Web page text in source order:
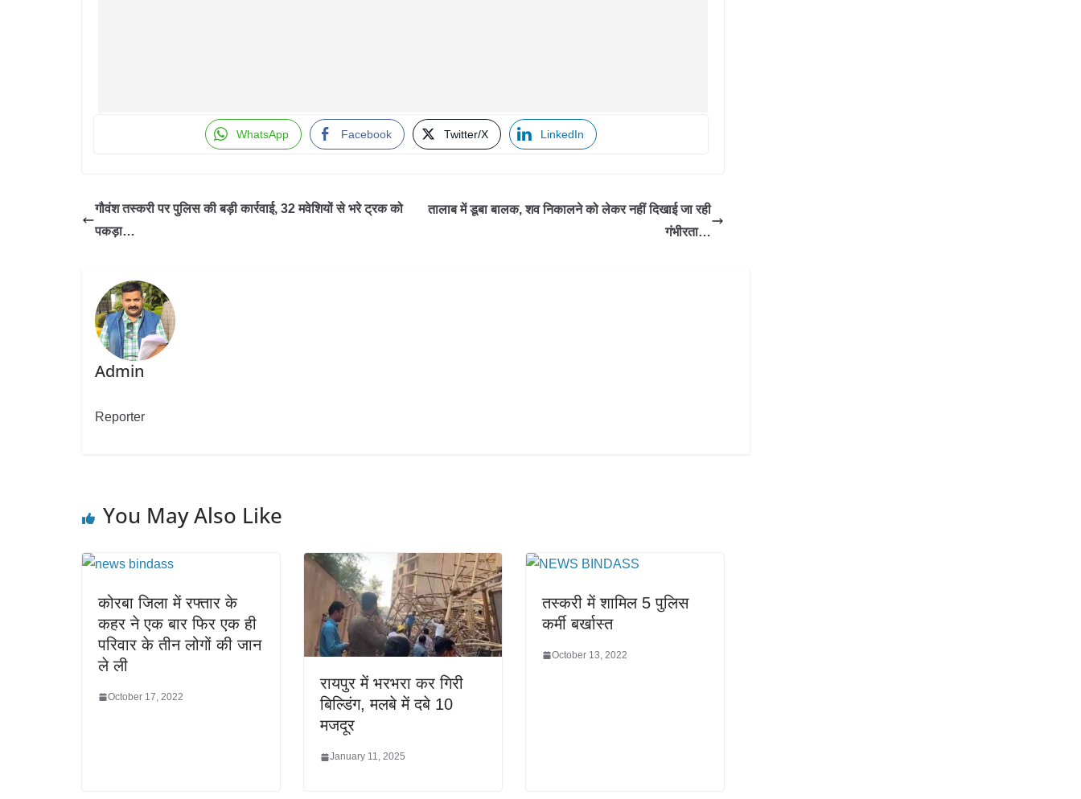
WhatsApp Facebook Twitter/X LinkedIn
गौवंश तस्करी पर पुलिस की बड़ी कार्रवाई, 32 मवेशियों से भरे ट्रक को
पकड़ा…
तालाब में डूबा बालक, शव निकालने को लेकर नहीं दिखाई जा रही
गंभीरता…
Admin
Reporter
You May Also Like
कोरबा जिला में रफ्तार के
कहर ने एक बार फिर एक ही
परिवार के तीन लोगों की जान
ले ली
October 17, 2022
रायपुर में भरभरा कर गिरी
बिल्डिंग, मलबे में दबे 10
मजदूर
January 11, 2025
तस्करी में शामिल 5 पुलिस
कर्मी बर्खास्त
October 13, 2022